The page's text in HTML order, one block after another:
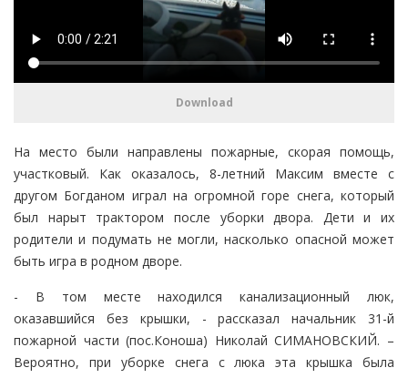
Download
На место были направлены пожарные, скорая помощь,
участковый. Как оказалось, 8-летний Максим вместе с
другом Богданом играл на огромной горе снега, который
был нарыт трактором после уборки двора. Дети и их
родители и подумать не могли, насколько опасной может
быть игра в родном дворе.
- В том месте находился канализационный люк,
оказавшийся без крышки, - рассказал начальник 31-й
пожарной части (пос.Коноша) Николай СИМАНОВСКИЙ. –
Вероятно, при уборке снега с люка эта крышка была